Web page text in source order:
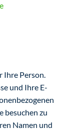
Ihre Person.
und Ihre E-
besuchen zu
Namen und